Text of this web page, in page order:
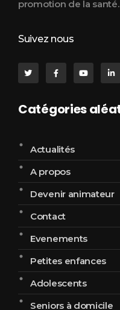
promotion de la santé.
Suivez nous
Catégories
Actualités
A propos
Devenir animateur
Contact
Evenements
Petites enfances
Adolescents
Seniors à domicile